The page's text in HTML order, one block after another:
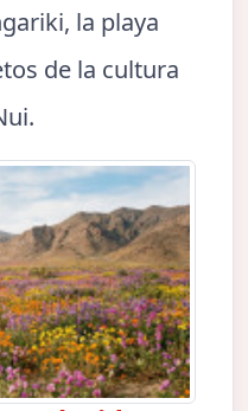
la playa
de la cultura